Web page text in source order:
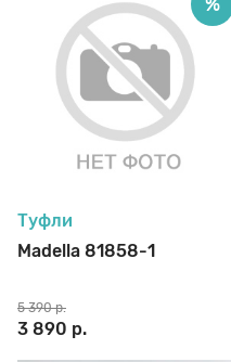
Туфли
Madella 81858-1
3 890 р.
5 390 р.